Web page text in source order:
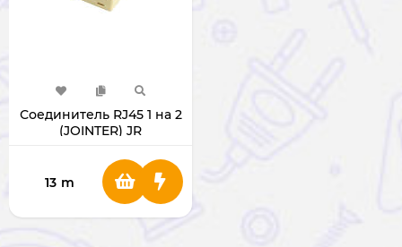
Соединитель RJ45 1 на 2
(JOINTER) JR
13 m